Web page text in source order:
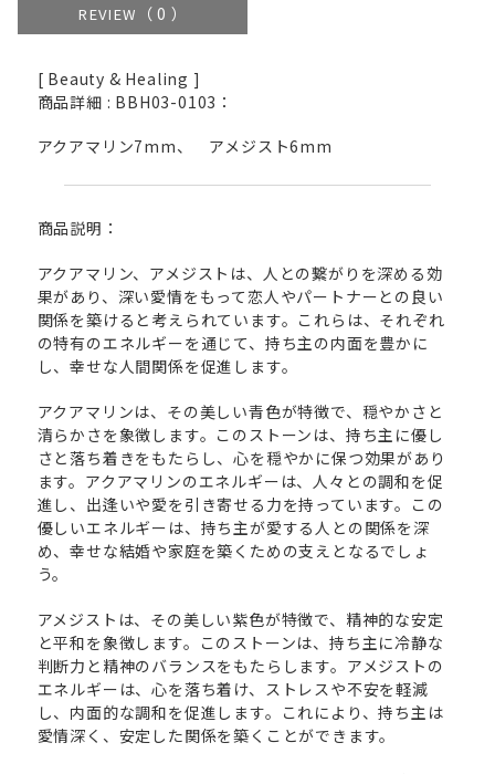
REVIEW
（ 0 ）
[ Beauty & Healing ]
商品詳細 : BBH03-0103：
アクアマリン7mm、 アメジスト6mm
商品説明：
アクアマリン、アメジストは、人との繋がりを深める効
果があり、深い愛情をもって恋人やパートナーとの良い
関係を築けると考えられています。これらは、それぞれ
の特有のエネルギーを通じて、持ち主の内面を豊かに
し、幸せな人間関係を促進します。
アクアマリンは、その美しい青色が特徴で、穏やかさと
清らかさを象徴します。このストーンは、持ち主に優し
さと落ち着きをもたらし、心を穏やかに保つ効果があり
ます。アクアマリンのエネルギーは、人々との調和を促
進し、出逢いや愛を引き寄せる力を持っています。この
優しいエネルギーは、持ち主が愛する人との関係を深
め、幸せな結婚や家庭を築くための支えとなるでしょ
う。
アメジストは、その美しい紫色が特徴で、精神的な安定
と平和を象徴します。このストーンは、持ち主に冷静な
判断力と精神のバランスをもたらします。アメジストの
エネルギーは、心を落ち着け、ストレスや不安を軽減
し、内面的な調和を促進します。これにより、持ち主は
愛情深く、安定した関係を築くことができます。